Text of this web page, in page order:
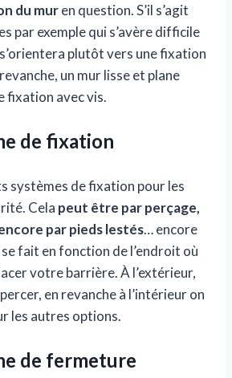
du muren question. S’il s’agit
par exemple qui s’avère difficile
plutôt vers une fixation
un mur lisse et plane
fixation avec vis.
de fixation
systèmes de fixation pour les
Cela peut être par perçage,
par pieds lestés… encore
fait en fonction de l’endroit où
votre barrière. À l’extérieur,
en revanche à l’intérieur on
les autres options.
de fermeture